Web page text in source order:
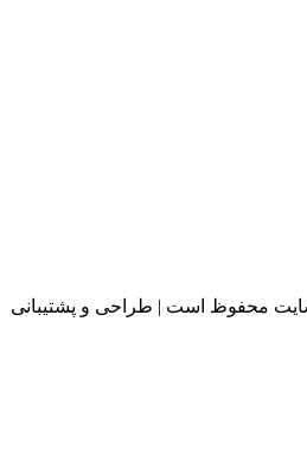
محفوظ است | طراحی و پشتیبانی